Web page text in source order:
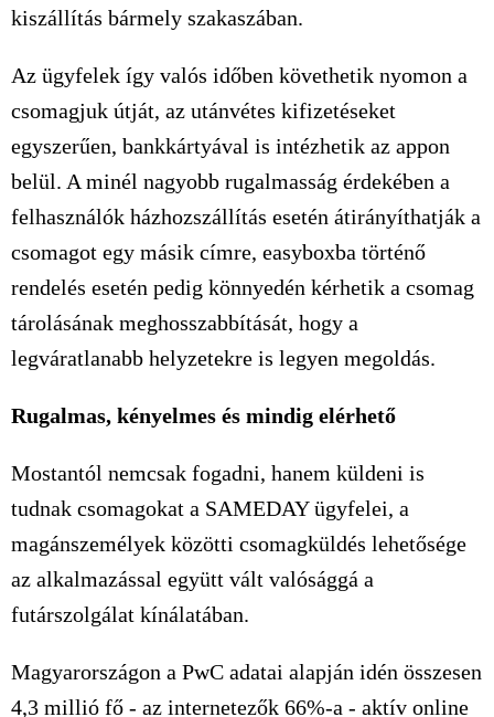
kiszállítás bármely szakaszában.
Az ügyfelek így valós időben követhetik nyomon a
csomagjuk útját, az utánvétes kifizetéseket
egyszerűen, bankkártyával is intézhetik az appon
belül. A minél nagyobb rugalmasság érdekében a
felhasználók házhozszállítás esetén átirányíthatják a
csomagot egy másik címre, easyboxba történő
rendelés esetén pedig könnyedén kérhetik a csomag
tárolásának meghosszabbítását, hogy a
legváratlanabb helyzetekre is legyen megoldás.
Rugalmas, kényelmes és mindig elérhető
Mostantól nemcsak fogadni, hanem küldeni is
tudnak csomagokat a SAMEDAY ügyfelei, a
magánszemélyek közötti csomagküldés lehetősége
az alkalmazással együtt vált valósággá a
futárszolgálat kínálatában.
Magyarországon a PwC adatai alapján idén összesen
4,3 millió fő - az internetezők 66%-a - aktív online